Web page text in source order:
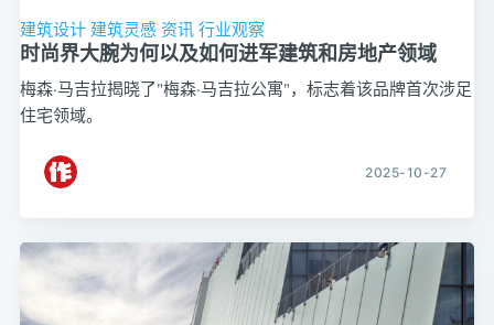
建筑设计 建筑灵感 资讯 行业观察
时尚界大腕为何以及如何进军建筑和房地产领域
梅森·马吉拉揭晓了"梅森·马吉拉公寓"，标志着该品牌首次涉足
住宅领域。
2025-10-27